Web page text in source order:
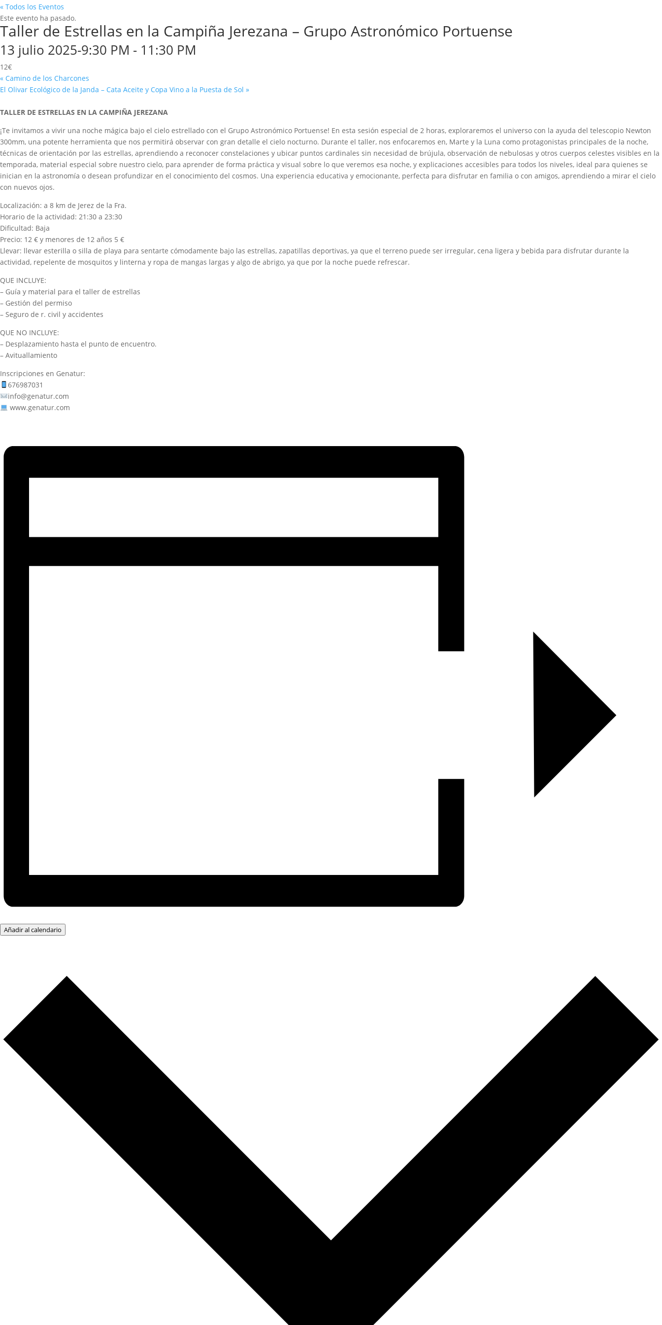
« Todos los Eventos
Este evento ha pasado.
Taller de Estrellas en la Campiña Jerezana – Grupo Astronómico Portuense
13 julio 2025-9:30 PM - 11:30 PM
12€
« Camino de los Charcones
El Olivar Ecológico de la Janda – Cata Aceite y Copa Vino a la Puesta de Sol »
TALLER DE ESTRELLAS EN LA CAMPIÑA JEREZANA
¡Te invitamos a vivir una noche mágica bajo el cielo estrellado con el Grupo Astronómico Portuense! En esta sesión especial de 2 horas, exploraremos el universo con la ayuda del telescopio Newton
300mm, una potente herramienta que nos permitirá observar con gran detalle el cielo nocturno. Durante el taller, nos enfocaremos en, Marte y la Luna como protagonistas principales de la noche,
técnicas de orientación por las estrellas, aprendiendo a reconocer constelaciones y ubicar puntos cardinales sin necesidad de brújula, observación de nebulosas y otros cuerpos celestes visibles en la
temporada, material especial sobre nuestro cielo, para aprender de forma práctica y visual sobre lo que veremos esa noche, y explicaciones accesibles para todos los niveles, ideal para quienes se
inician en la astronomía o desean profundizar en el conocimiento del cosmos. Una experiencia educativa y emocionante, perfecta para disfrutar en familia o con amigos, aprendiendo a mirar el cielo
con nuevos ojos.
Localización: a 8 km de Jerez de la Fra.
Horario de la actividad: 21:30 a 23:30
Dificultad: Baja
Precio: 12 € y menores de 12 años 5 €
Llevar: llevar esterilla o silla de playa para sentarte cómodamente bajo las estrellas, zapatillas deportivas, ya que el terreno puede ser irregular, cena ligera y bebida para disfrutar durante la
actividad, repelente de mosquitos y linterna y ropa de mangas largas y algo de abrigo, ya que por la noche puede refrescar.
QUE INCLUYE:
– Guía y material para el taller de estrellas
– Gestión del permiso
– Seguro de r. civil y accidentes
QUE NO INCLUYE:
– Desplazamiento hasta el punto de encuentro.
– Avituallamiento
Inscripciones en Genatur:
676987031
info@genatur.com
www.genatur.com
Añadir al calendario